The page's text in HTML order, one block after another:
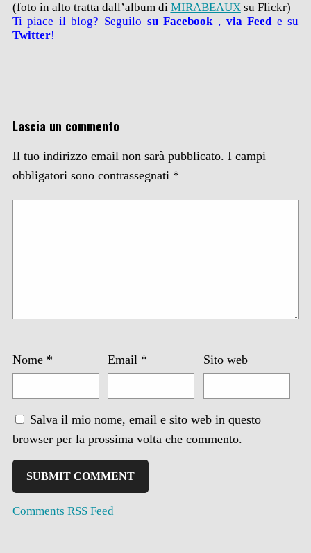
(foto in alto tratta dall’album di MIRABEAUXsu Flickr)
Ti piace il blog? Seguilo su Facebook , viaFeed e su
Twitter!
Lascia un commento
Il tuo indirizzo email non sarà pubblicato. I campi
obbligatori sono contrassegnati *
Nome * Email * Sito web
Salva il mio nome, email e sito web in questo
browser per la prossima volta che commento.
Comments RSS Feed